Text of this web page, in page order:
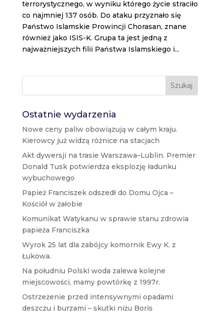
terrorystycznego, w wyniku którego życie straciło
co najmniej 137 osób. Do ataku przyznało się
Państwo Islamskie Prowincji Chorasan, znane
również jako ISIS-K. Grupa ta jest jedną z
najważniejszych filii Państwa Islamskiego i...
Szukaj
Ostatnie wydarzenia
Nowe ceny paliw obowiązują w całym kraju.
Kierowcy już widzą różnice na stacjach
Akt dywersji na trasie Warszawa–Lublin. Premier
Donald Tusk potwierdza eksplozję ładunku
wybuchowego
Papież Franciszek odszedł do Domu Ojca –
Kościół w żałobie
Komunikat Watykanu w sprawie stanu zdrowia
papieża Franciszka
Wyrok 25 lat dla zabójcy komornik Ewy K. z
Łukowa.
Na południu Polski woda zalewa kolejne
miejscowości, mamy powtórkę z 1997r.
Ostrzeżenie przed intensywnymi opadami
deszczu i burzami – skutki niżu Boris